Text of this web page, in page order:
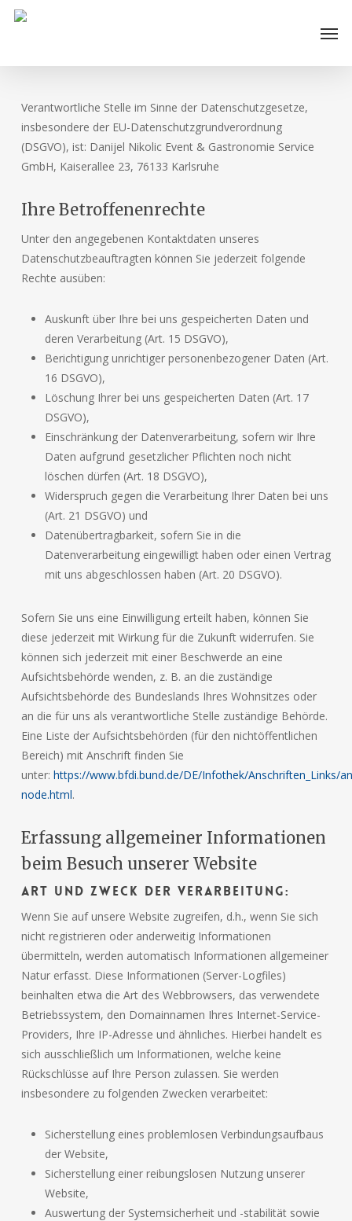
Skip
content
Verantwortliche Stelle im Sinne der Datenschutzgesetze,
insbesondere der EU-Datenschutzgrundverordnung
(DSGVO), ist: Danijel Nikolic Event & Gastronomie Service
GmbH, Kaiserallee 23, 76133 Karlsruhe
Ihre Betroffenenrechte
Unter den angegebenen Kontaktdaten unseres
Datenschutzbeauftragten können Sie jederzeit folgende
Rechte ausüben:
Auskunft über Ihre bei uns gespeicherten Daten und
deren Verarbeitung (Art. 15 DSGVO),
Berichtigung unrichtiger personenbezogener Daten (Art.
16 DSGVO),
Löschung Ihrer bei uns gespeicherten Daten (Art. 17
DSGVO),
Einschränkung der Datenverarbeitung, sofern wir Ihre
Daten aufgrund gesetzlicher Pflichten noch nicht
löschen dürfen (Art. 18 DSGVO),
Widerspruch gegen die Verarbeitung Ihrer Daten bei uns
(Art. 21 DSGVO) und
Datenübertragbarkeit, sofern Sie in die
Datenverarbeitung eingewilligt haben oder einen Vertrag
mit uns abgeschlossen haben (Art. 20 DSGVO).
Sofern Sie uns eine Einwilligung erteilt haben, können Sie
diese jederzeit mit Wirkung für die Zukunft widerrufen. Sie
können sich jederzeit mit einer Beschwerde an eine
Aufsichtsbehörde wenden, z. B. an die zuständige
Aufsichtsbehörde des Bundeslands Ihres Wohnsitzes oder
an die für uns als verantwortliche Stelle zuständige Behörde.
Eine Liste der Aufsichtsbehörden (für den nichtöffentlichen
Bereich) mit Anschrift finden Sie
unter: https://www.bfdi.bund.de/DE/Infothek/Anschriften_Links/
node.html.
Erfassung allgemeiner Informationen
beim Besuch unserer Website
Art und Zweck der Verarbeitung:
Wenn Sie auf unsere Website zugreifen, d.h., wenn Sie sich
nicht registrieren oder anderweitig Informationen
übermitteln, werden automatisch Informationen allgemeiner
Natur erfasst. Diese Informationen (Server-Logfiles)
beinhalten etwa die Art des Webbrowsers, das verwendete
Betriebssystem, den Domainnamen Ihres Internet-Service-
Providers, Ihre IP-Adresse und ähnliches. Hierbei handelt es
sich ausschließlich um Informationen, welche keine
Rückschlüsse auf Ihre Person zulassen. Sie werden
insbesondere zu folgenden Zwecken verarbeitet:
Sicherstellung eines problemlosen Verbindungsaufbaus
der Website,
Sicherstellung einer reibungslosen Nutzung unserer
Website,
Auswertung der Systemsicherheit und -stabilität sowie